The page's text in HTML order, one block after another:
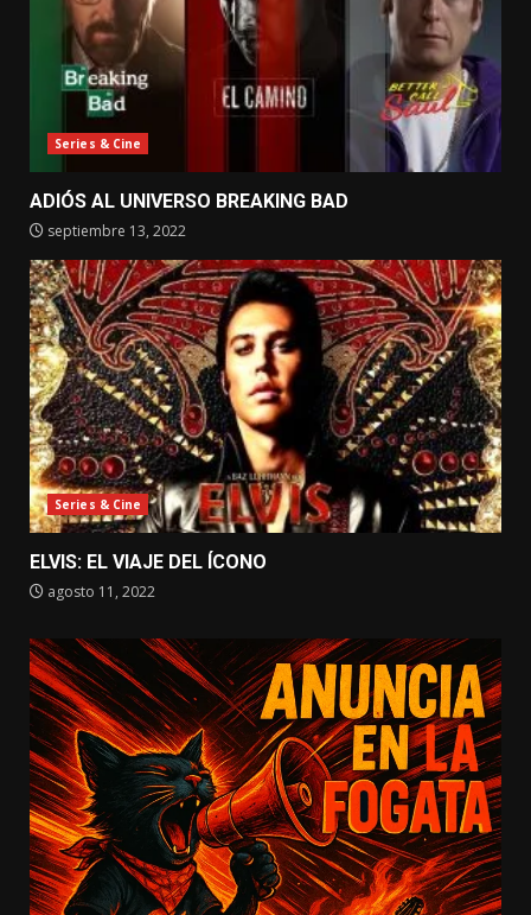
Series & Cine
ADIÓS AL UNIVERSO BREAKING BAD
septiembre 13, 2022
Series & Cine
ELVIS: EL VIAJE DEL ÍCONO
agosto 11, 2022